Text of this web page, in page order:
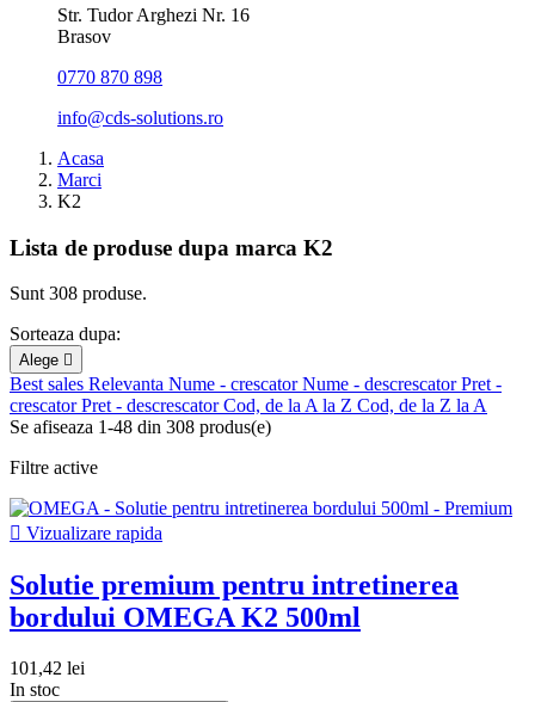
Str. Tudor Arghezi Nr. 16
Brasov
0770 870 898
info@cds-solutions.ro
Acasa
Marci
K2
Lista de produse dupa marca K2
Sunt 308 produse.
Sorteaza dupa:
Alege 
Best sales Relevanta Nume - crescatorNume - descrescatorPret -
crescatorPret - descrescatorCod, de la A la Z Cod, de la Z la A
Se afiseaza 1-48 din 308 produs(e)
Filtre active
 Vizualizare rapida
Solutie premium pentru intretinerea
bordului OMEGA K2 500ml
101,42 lei
In stoc